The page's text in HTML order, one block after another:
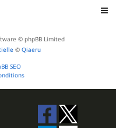
© phpBB Limited
© Qiaeru
SEO